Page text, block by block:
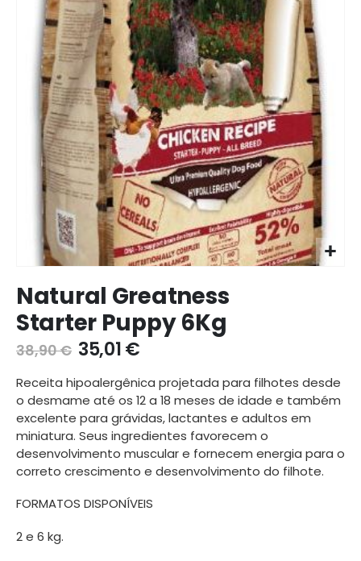
para
o
início
da
galeria
de
imagens
Natural Greatness
Starter Puppy 6Kg
38,90 € 35,01 €
Receita hipoalergênica projetada para filhotes desde
o desmame até os 12 a 18 meses de idade e também
excelente para grávidas, lactantes e adultos em
miniatura. Seus ingredientes favorecem o
desenvolvimento muscular e fornecem energia para o
correto crescimento e desenvolvimento do filhote.
FORMATOS DISPONÍVEIS
2 e 6 kg.